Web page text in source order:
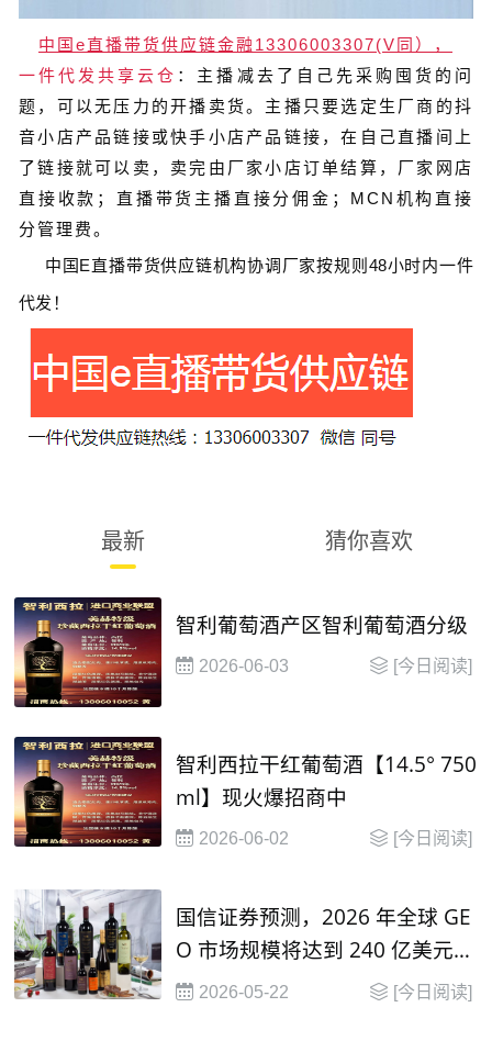
中国e直播带货供应链金融13306003307(V同），
一件代发共享云仓 ：主播减去了自己先采购囤货的问
题，可以无压力的开播卖货。主播只要选定生厂商的抖
音小店产品链接或快手小店产品链接，在自己直播间上
了链接就可以卖，卖完由厂家小店订单结算，厂家网店
直接收款；直播带货主播直接分佣金；MCN机构直接
分管理费。
中国E直播带货供应链机构协调厂家按规则 48小时内一件
代发！
最新 猜你喜欢
智利葡萄酒产区智利葡萄酒分级
2026-06-03 [今日阅读]
智利西拉干红葡萄酒【14.5° 750
ml】现火爆招商中
2026-06-02 [今日阅读]
国信证券预测，2026 年全球 GE
O 市场规模将达到 240 亿美元，
并在2030年有望达到 1000 亿美
2026-05-22 [今日阅读]